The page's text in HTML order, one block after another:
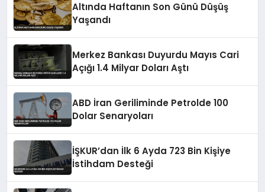
Altında Haftanın Son Günü Düşüş
Yaşandı
Merkez Bankası Duyurdu Mayıs Cari
Açığı 1.4 Milyar Doları Aştı
ABD İran Geriliminde Petrolde 100
Dolar Senaryoları
İŞKUR’dan İlk 6 Ayda 723 Bin Kişiye
İstihdam Desteği